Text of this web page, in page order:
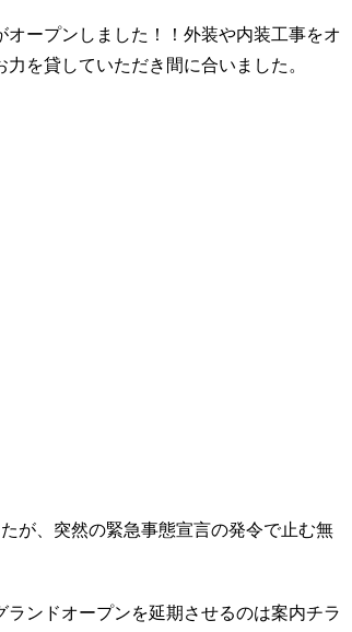
ープンしました！！外装や内装工事をオ
を貸していただき間に合いました。
が、突然の緊急事態宣言の発令で止む無
ンドオープンを延期させるのは案内チラ